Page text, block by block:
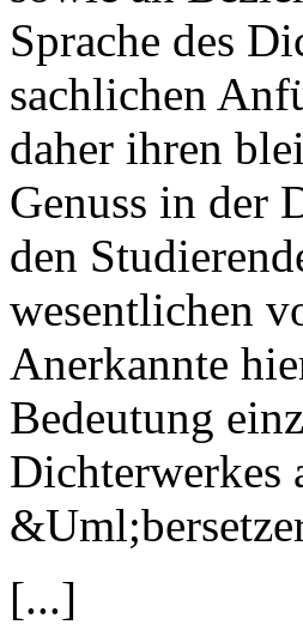
Sprache des
sachlichen
daher ihren
Genuss in der
den
wesentlichen
Anerkannte
Bedeutung
Dichterwerkes
[...]